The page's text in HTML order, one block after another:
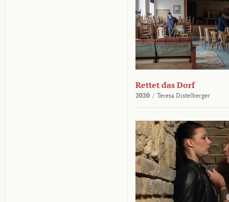
Rettet das Dorf
2020 / Teresa Distelberger